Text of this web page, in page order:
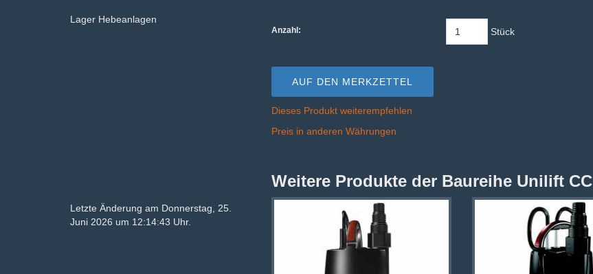
Lager Hebeanlagen
Letzte Änderung am Donnerstag, 25.
Juni 2026 um 12:14:43 Uhr.
Anzahl: Stück
AUF DEN MERKZETTEL
Dieses Produkt weiterempfehlen
Preis in anderen Währungen
Weitere Produkte der Baureihe Unilift CC